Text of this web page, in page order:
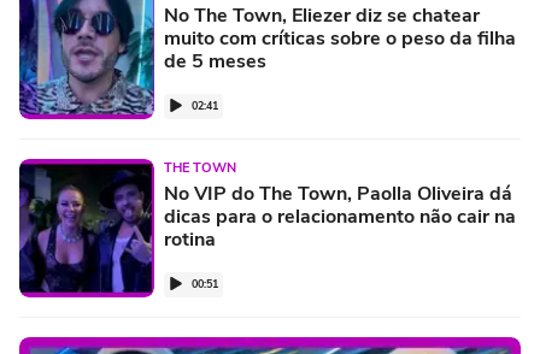
No The Town, Eliezer diz se chatear
muito com críticas sobre o peso da filha
de 5 meses
02:41
THE TOWN
No VIP do The Town, Paolla Oliveira dá
dicas para o relacionamento não cair na
rotina
00:51